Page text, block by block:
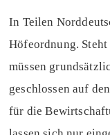
In Teilen
Höfeordnung.
müssen
geschlossen auf
für die